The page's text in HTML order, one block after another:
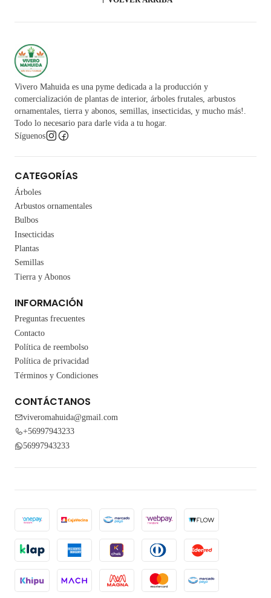
Vivero Mahuida es una pyme dedicada a la producción y
comercialización de plantas de interior, árboles frutales, arbustos
ornamentales, tierra y abonos, semillas, insecticidas, y mucho más!.
Todo lo necesario para darle vida a tu hogar.
Síguenos
CATEGORÍAS
Árboles
Arbustos ornamentales
Bulbos
Insecticidas
Plantas
Semillas
Tierra y Abonos
INFORMACIÓN
Preguntas frecuentes
Contacto
Política de reembolso
Política de privacidad
Términos y Condiciones
CONTÁCTANOS
viveromahuida@gmail.com
+56997943233
56997943233